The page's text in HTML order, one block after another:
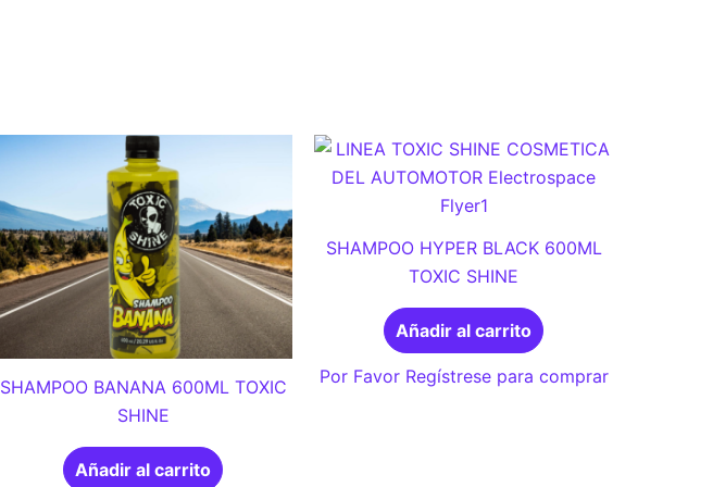
SHAMPOO BANANA 600ML TOXIC
SHINE
Añadir al carrito
SHAMPOO HYPER BLACK 600ML
TOXIC SHINE
Añadir al carrito
Por Favor Regístrese para comprar